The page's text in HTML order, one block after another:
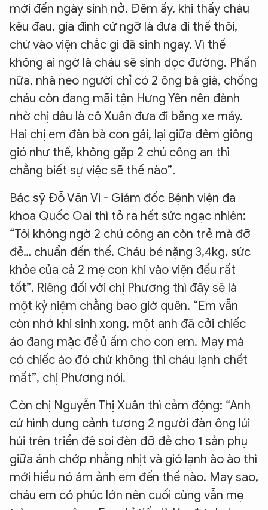
mới đến ngày sinh nở. Đêm ấy, khi thấy cháu
kêu đau, gia đình cứ ngỡ là đưa đi thế thôi,
chứ vào viện chắc gì đã sinh ngay. Vì thế
không ai ngờ là cháu sẽ sinh dọc đường. Phần
nữa, nhà neo người chỉ có 2 ông bà già, chồng
cháu còn đang mãi tận Hưng Yên nên đành
nhờ chị dâu là cô Xuân đưa đi bằng xe máy.
Hai chị em đàn bà con gái, lại giữa đêm giông
gió như thế, không gặp 2 chú công an thì
chẳng biết sự việc sẽ thế nào”.
Bác sỹ Đỗ Văn Vi - Giám đốc Bệnh viện đa
khoa Quốc Oai thì tỏ ra hết sức ngạc nhiên:
“Tôi không ngờ 2 chú công an còn trẻ mà đỡ
đẻ… chuẩn đến thế. Cháu bé nặng 3,4kg, sức
khỏe của cả 2 mẹ con khi vào viện đều rất
tốt”. Riêng đối với chị Phương thì đây sẽ là
một kỷ niệm chẳng bao giờ quên. “Em vẫn
còn nhớ khi sinh xong, một anh đã cởi chiếc
áo đang mặc để ủ ấm cho con em. May mà
có chiếc áo đó chứ không thì cháu lạnh chết
mất”, chị Phương nói.
Còn chị Nguyễn Thị Xuân thì cảm động: “Anh
cứ hình dung cảnh tượng 2 người đàn ông lúi
húi trên triền đê soi đèn đỡ đẻ cho 1 sản phụ
giữa ánh chớp nhằng nhịt và gió lạnh ào ào thì
mới hiểu nó ám ảnh em đến thế nào. May sao,
cháu em có phúc lớn nên cuối cùng vẫn mẹ